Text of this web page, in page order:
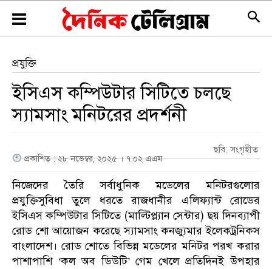
প্রযুক্তি
ইসিএস কম্পিউটার সিটিতে চলছে
স্যামসাং মনিটরের প্রদর্শনী
ছবি: সংগৃহীত
প্রকাশিত : ২৮ নভেম্বর, ২০২৫ । ৭:০২ এএম
নিজেদের তৈরি সর্বাধুনিক মডেলের মনিটরগুলোর
প্রযুক্তিসুবিধা তুলে ধরতে রাজধানীর এলিফ্যান্ট রোডের
ইসিএস কম্পিউটার সিটিতে (মাল্টিপ্ল্যান সেন্টার) ছয় দিনব্যাপী
রোড শো আয়োজন করেছে স্যামসাং কনজ্যুমার ইলেকট্রনিকস
বাংলাদেশ। রোড শোতে বিভিন্ন মডেলের মনিটর পরখ করার
পাশাপাশি ‘কল অব ডিউটি’ গেম খেলে প্রতিদিনই উপহার